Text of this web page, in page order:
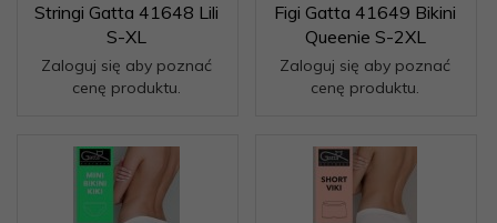
Stringi Gatta 41648 Lili
S-XL
Zaloguj się aby poznać
cenę produktu.
Figi Gatta 41649 Bikini
Queenie S-2XL
Zaloguj się aby poznać
cenę produktu.